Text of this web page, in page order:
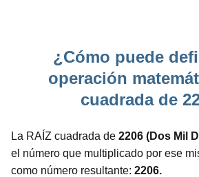
¿Cómo puede
operación
cuadrada de
La RAÍZ cuadrada de 2206 (Dos Mil
el número que multiplicado por ese
como número resultante: 2206.